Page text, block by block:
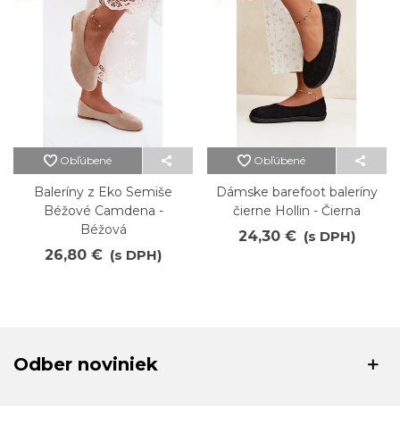
Obľúbené
Baleríny z Eko Semiše
Béžové Camdena -
Béžová
26,80 € (s DPH)
Obľúbené
Dámske barefoot baleríny
čierne Hollin - Čierna
24,30 € (s DPH)
Odber noviniek